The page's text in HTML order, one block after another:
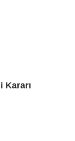
Kararı